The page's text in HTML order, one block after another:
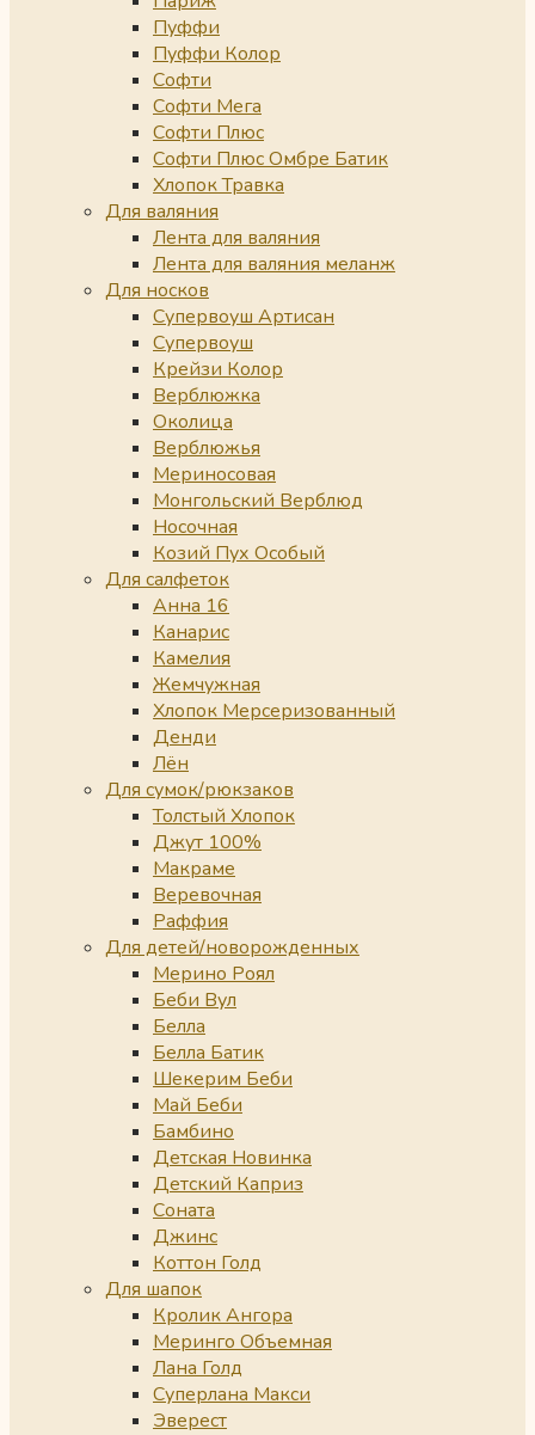
Пуффи
Пуффи Колор
Софти
Софти Мега
Софти Плюс
Софти Плюс Омбре Батик
Хлопок Травка
Для валяния
Лента для валяния
Лента для валяния меланж
Для носков
Супервоуш Артисан
Супервоуш
Крейзи Колор
Верблюжка
Околица
Верблюжья
Мериносовая
Монгольский Верблюд
Носочная
Козий Пух Особый
Для салфеток
Анна 16
Канарис
Камелия
Жемчужная
Хлопок Мерсеризованный
Денди
Лён
Для сумок/рюкзаков
Толстый Хлопок
Джут 100%
Макраме
Веревочная
Раффия
Для детей/новорожденных
Мерино Роял
Беби Вул
Белла
Белла Батик
Шекерим Беби
Май Беби
Бамбино
Детская Новинка
Детский Каприз
Соната
Джинс
Коттон Голд
Для шапок
Кролик Ангора
Меринго Объемная
Лана Голд
Суперлана Макси
Эверест